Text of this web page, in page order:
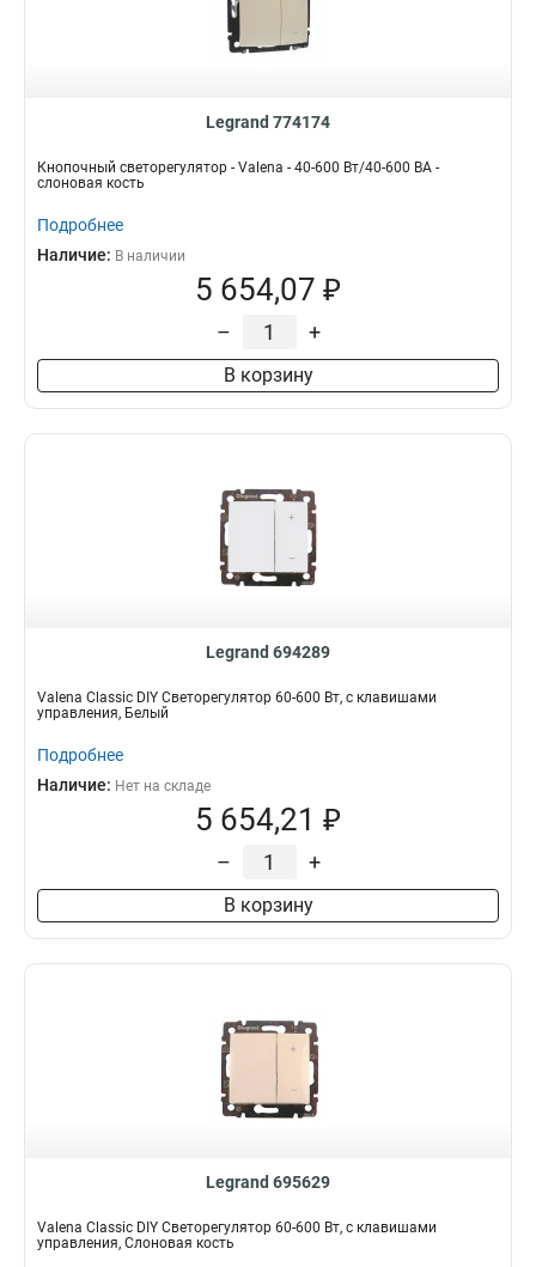
Legrand 774174
Кнопочный светорегулятор - Valena - 40-600 Вт/40-600 ВА -
слоновая кость
Подробнее
Наличие: В наличии
5 654,07 ₽
– +
В корзину
Legrand 694289
Valena Classic DIY Светорегулятор 60-600 Вт, с клавишами
управления, Белый
Подробнее
Наличие: Нет на складе
5 654,21 ₽
– +
В корзину
Legrand 695629
Valena Classic DIY Светорегулятор 60-600 Вт, с клавишами
управления, Слоновая кость